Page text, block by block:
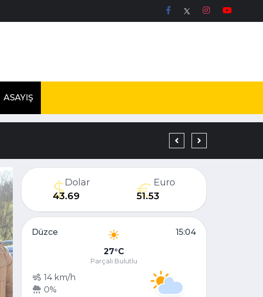
ASAYIŞ
19 YIL KESİNLEŞMİŞ
Dolar
43.69
Euro
51.53
Düzce
15:04
27 C
Parçalı Bulutlu
14 km/h
0%